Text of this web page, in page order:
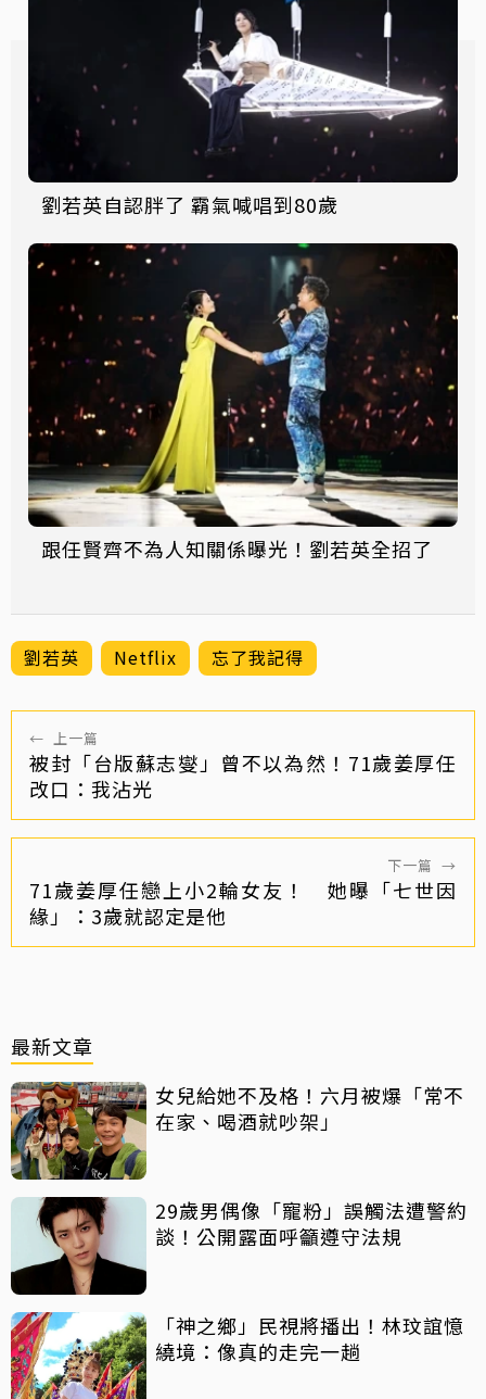
劉若英自認胖了 霸氣喊唱到80歲
跟任賢齊不為人知關係曝光！劉若英全招了
劉若英 Netflix 忘了我記得
← 上一篇
被封「台版蘇志燮」曾不以為然！71歲姜厚任
改口：我沾光
下一篇 →
71歲姜厚任戀上小2輪女友！ 她曝「七世因
緣」：3歲就認定是他
最新文章
女兒給她不及格！六月被爆「常不
在家、喝酒就吵架」
29歲男偶像「寵粉」誤觸法遭警約
談！公開露面呼籲遵守法規
「神之鄉」民視將播出！林玟誼憶
繞境：像真的走完一趟